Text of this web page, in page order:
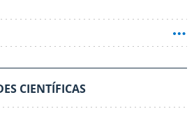
CIENTÍFICAS